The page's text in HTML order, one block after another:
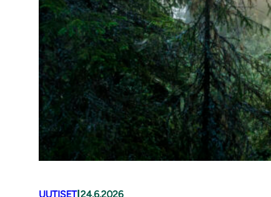
UUTISET 24.6.2026